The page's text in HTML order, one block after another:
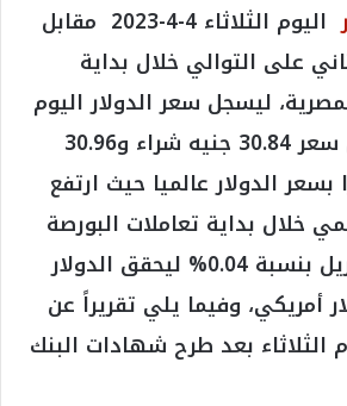
اليوم الثلاثاء 4-4-2023 مقابل
على التوالي خلال بداية
ليسجل سعر الدولار اليوم
في البنك المركزى سعر 30.84 جنيه شراء و30.96
بسعر الدولار عالميا حيث ارتفع
خلال بداية تعاملات البورصة
اليوم الثلاثاء 4 أبريل بنسبة 0.04% ليحقق الدولار
دولار أمريكي، وفيما يلي تقريراً عن
الثلاثاء بعد طرح شهادات البنك